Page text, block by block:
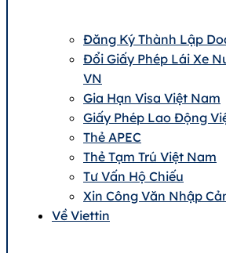
Đăng Ký Thành Lập
Đổi Giấy Phép Lái Xe
VN
Gia Hạn Visa Việt Nam
Giấy Phép Lao Động
Thẻ APEC
Thẻ Tạm Trú Việt Nam
Tư Vấn Hộ Chiếu
Xin Công Văn Nhập
Về Viettin